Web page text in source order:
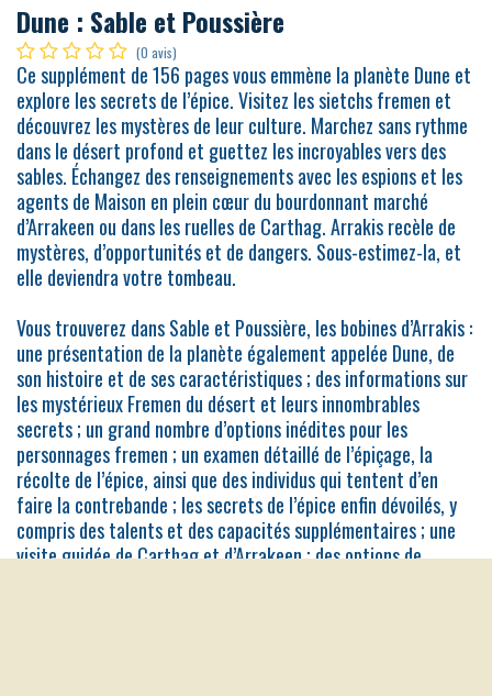
Dune : Sable et Poussière
(0 avis)
Ce supplément de 156 pages vous emmène la planète Dune et
explore les secrets de l’épice. Visitez les sietchs fremen et
découvrez les mystères de leur culture. Marchez sans rythme
dans le désert profond et guettez les incroyables vers des
sables. Échangez des renseignements avec les espions et les
agents de Maison en plein cœur du bourdonnant marché
d’Arrakeen ou dans les ruelles de Carthag. Arrakis recèle de
mystères, d’opportunités et de dangers. Sous-estimez-la, et
elle deviendra votre tombeau.
Vous trouverez dans Sable et Poussière, les bobines d’Arrakis :
une présentation de la planète également appelée Dune, de
son histoire et de ses caractéristiques ; des informations sur
les mystérieux Fremen du désert et leurs innombrables
secrets ; un grand nombre d’options inédites pour les
personnages fremen ; un examen détaillé de l’épiçage, la
récolte de l’épice, ainsi que des individus qui tentent d’en
faire la contrebande ; les secrets de l’épice enfin dévoilés, y
compris des talents et des capacités supplémentaires ; une
visite guidée de Carthag et d’Arrakeen ; des options de